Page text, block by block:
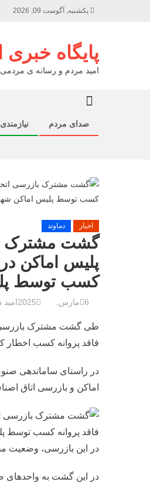
یکشنبه, آگوست 09, 2026
پایگاه خبری
امید مردم و رسانه ی مردمی
صدای مردم
اخبار دماوند
گشت مشترک
کسب توسط
6مارس, 2025 امید
فاقد پروانه کسب اخطار
در راستای ساماندهی
اماکن و بازرسی اتاق
در این بازرسی، وضعیت